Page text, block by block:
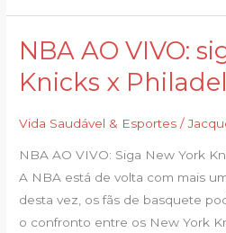
NBA AO VIVO:
Knicks x
Vida Saudável & Esportes /
NBA AO VIVO: Siga New York
A NBA está de volta com mais
desta vez, os fãs de basquete
o confronto entre os New York
NBA
VIVO:
York
Knicks
x
Philadelphia